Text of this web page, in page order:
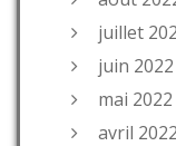
juillet
juin 2022
mai 2022
avril 2022